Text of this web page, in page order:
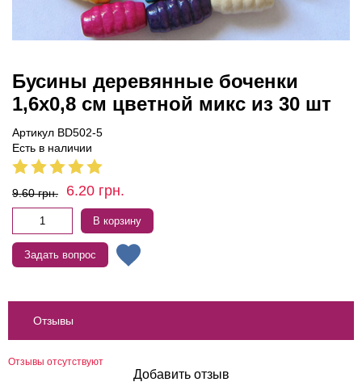
Бусины деревянные боченки
1,6х0,8 см цветной микс из 30 шт
Артикул BD502-5
Есть в наличии
9.60грн. 6.20 грн.
В корзину
Задать вопрос
Отзывы
Отзывы отсутствуют
Добавить отзыв